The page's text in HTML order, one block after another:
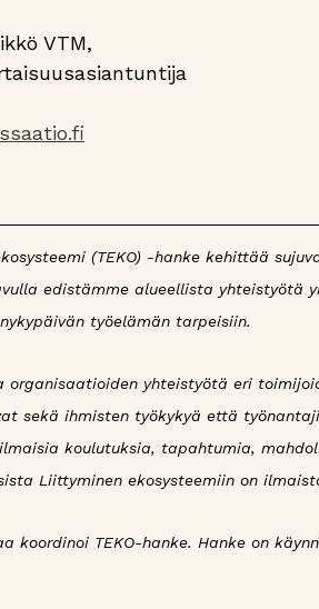
VTM,
(TEKO) -hanke kehittää
edistämme alueellista yhteistyötä
työelämän tarpeisiin.
organisaatioiden yhteistyötä eri
sekä ihmisten työkykyä että
koulutuksia, tapahtumia,
Liittyminen ekosysteemiin on
koordinoi TEKO-hanke. Hanke on